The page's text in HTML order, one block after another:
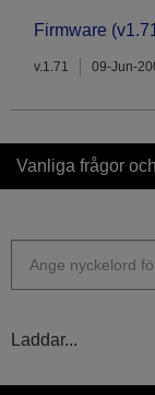
Firmware
v.1.71 09-Jun-
Vanliga frågor
Laddar...